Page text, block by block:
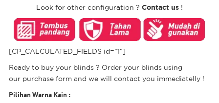
Look for other configuration ? Contact us !
[CP_CALCULATED_FIELDS id=”1″]
Ready to buy your blinds ? Order your blinds using
our purchase form and we will contact you immediatelly !
Pilihan Warna Kain :